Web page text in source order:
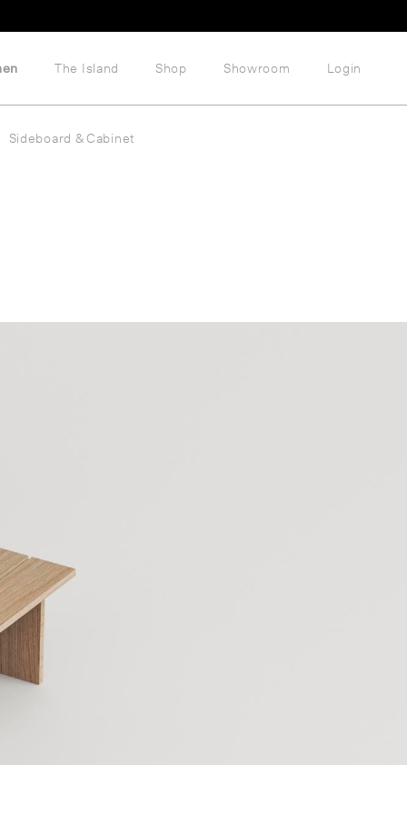
The Island Shop Showroom Login
Sideboard & Cabinet